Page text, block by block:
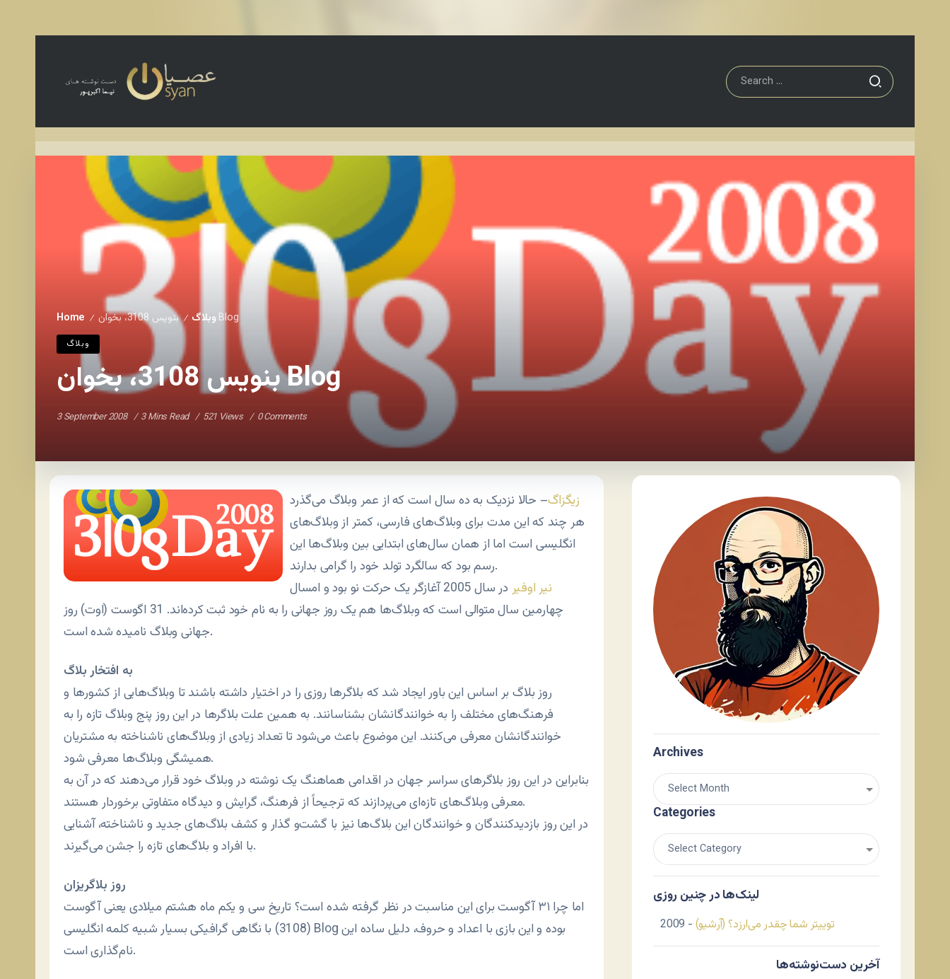
Home / وبلاگ / بنویس 3108، بخوان Blog
وبلاگ
بنویس 3108، بخوان Blog
3 September 2008 3 Mins Read 521 Views 0 Comments
زیگزاگ– حالا نزدیک به ده سال است که از عمر وبلاگ می‌گذرد
هر چند که این مدت برای وبلاگ‌های فارسی، کمتر از وبلاگ‌های
انگلیسی است اما از همان سال‌های ابتدایی بین وبلاگ‌ها این
رسم بود که سالگرد تولد خود را گرامی بدارند.
نیر اوفیر
در سال 2005 آغازگر یک حرکت نو بود و امسال
چهارمین سال متوالی است که وبلاگ‌ها هم یک روز جهانی را به نام خود ثبت کرده‌اند. 31 اگوست (اوت) روز
جهانی وبلاگ نامیده شده است.
به افتخار بلاگ
روز بلاگ بر اساس این باور ایجاد شد که بلاگرها روزی را در اختیار داشته باشند تا وبلاگ‌هایی از کشورها و
فرهنگ‌های مختلف را به خوانندگانشان بشناسانند. به همین علت بلاگرها در این روز پنج وبلاگ تازه را به
خوانندگانشان معرفی می‌کنند. این موضوع باعث می‌شود تا تعداد زیادی از وبلاگ‌های ناشناخته به مشتریان
همیشگی وبلاگ‌ها معرفی شود.
بنابراین در این روز بلاگرهای سراسر جهان در اقدامی هماهنگ یک نوشته در وبلاگ خود قرار می‌دهند که در آن به
معرفی وبلاگ‌های تازه‌ای می‌پردازند که ترجیحاً از فرهنگ، گرایش و دیدگاه متفاوتی برخوردار هستند.
در این روز بازدیدکنندگان و خوانندگان این بلاگ‌ها نیز با گشت‌و گذار و کشف بلاگ‌های جدید و ناشناخته، آشنایی
با افراد و بلاگ‌های تازه را جشن می‌گیرند.
روز بلاگریزان
اما چرا ۳۱ آگوست برای این مناسبت در نظر گرفته شده است؟ تاریخ سی و یکم ماه هشتم میلادی یعنی آگوست
(3108) با نگاهی گرافیکی بسیار شبیه کلمه انگلیسی Blog بوده و این بازی با اعداد و حروف، دلیل ساده این
نام‌گذاری است.
Archives
Categories
لینک‌ها در چنین روزی
توییتر شما چقدر می‌ارزد؟ (آرشیو) - 2009
آخرین دست‌نوشته‌ها